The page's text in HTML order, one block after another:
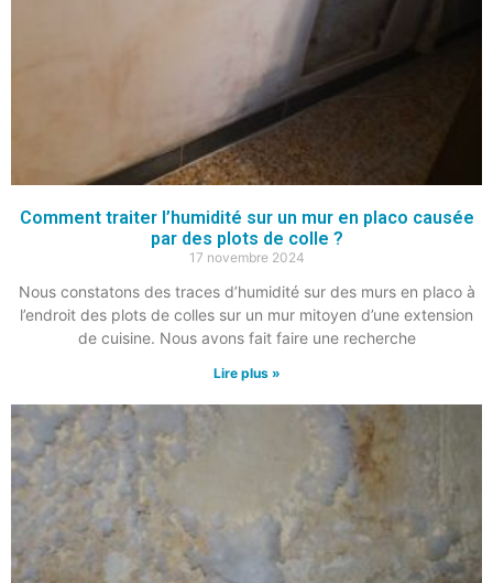
Comment traiter l’humidité sur un mur en placo causée
par des plots de colle ?
17 novembre 2024
Nous constatons des traces d’humidité sur des murs en placo à
l’endroit des plots de colles sur un mur mitoyen d’une extension
de cuisine. Nous avons fait faire une recherche
Lire plus »